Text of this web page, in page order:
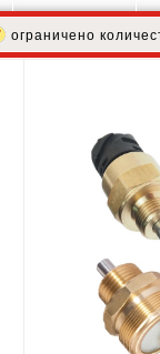
ограничено